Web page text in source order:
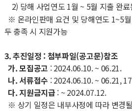
2) 당해 사업연도 1월 ~ 5월 지출 완
※ 온라인판매 요건 및 당해연도 1~5
두 충족 시 지원가능
3. 추진일정 : 첨부파일(공고문)참조
가. 모집공고 : 2024.06.10. ~ 06.21.
나. 서류접수 : 2024.06.10. ~ 06.21,
다. 지원금지급 : ~ 2024.07.12.
※ 상기 일정은 내부사정에 따라 변경